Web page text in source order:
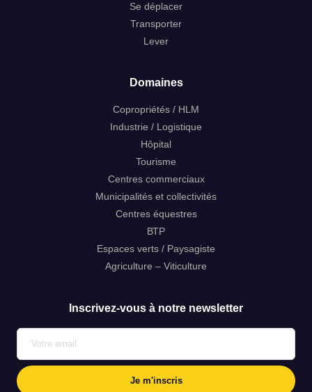
Se déplacer
Transporter
Lever
Domaines
Copropriétés / HLM
Industrie / Logistique
Hôpital
Tourisme
Centres commerciaux
Municipalités et collectivités
Centres équestres
ВТР
Espaces verts / Paysagiste
Agriculture – Viticulture
Inscrivez-vous à notre newsletter
mon code postal est *
et j’aimerais être rappelé au numéro *